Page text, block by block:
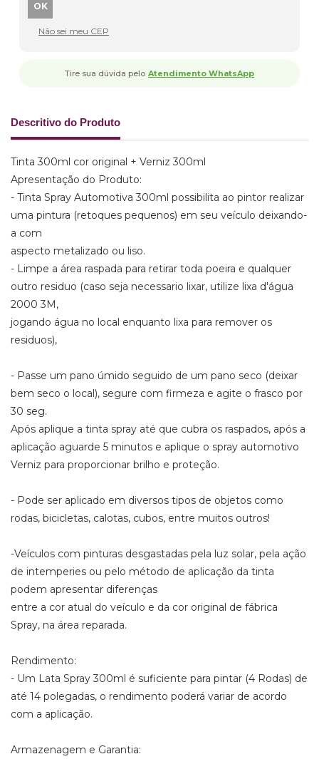
Não sei meu CEP
Tire sua dúvida pelo Atendimento WhatsApp
Descritivo do Produto
Tinta 300ml cor original + Verniz 300ml
Apresentação do Produto:
- Tinta Spray Automotiva 300ml possibilita ao pintor realizar
uma pintura (retoques pequenos) em seu veículo deixando-
a com
aspecto metalizado ou liso.
- Limpe a área raspada para retirar toda poeira e qualquer
outro residuo (caso seja necessario lixar, utilize lixa d'água
2000 3M,
jogando água no local enquanto lixa para remover os
residuos),
- Passe um pano úmido seguido de um pano seco (deixar
bem seco o local), segure com firmeza e agite o frasco por
30 seg.
Após aplique a tinta spray até que cubra os raspados, após a
aplicação aguarde 5 minutos e aplique o spray automotivo
Verniz para proporcionar brilho e proteção.
- Pode ser aplicado em diversos tipos de objetos como
rodas, bicicletas, calotas, cubos, entre muitos outros!
-Veículos com pinturas desgastadas pela luz solar, pela ação
de intemperies ou pelo método de aplicação da tinta
podem apresentar diferenças
entre a cor atual do veículo e da cor original de fábrica
Spray, na área reparada.
Rendimento:
- Um Lata Spray 300ml é suficiente para pintar (4 Rodas) de
até 14 polegadas, o rendimento poderá variar de acordo
com a aplicação.
Armazenagem e Garantia: